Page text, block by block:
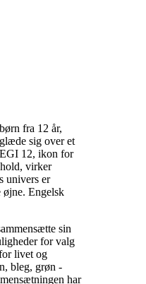
fra 12 år,
sig over et
12, ikon for
virker
univers er
øjne. Engelsk
sin
for valg
livet og
bleg, grøn -
har